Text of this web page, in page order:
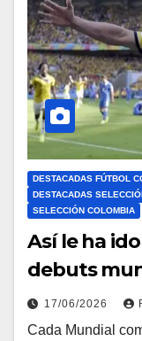
DESTACADAS FÚTBOL
DESTACADAS
SELECCIÓN COLOMBIA
Así le ha
debuts
17/06/2026
Cada Mundial